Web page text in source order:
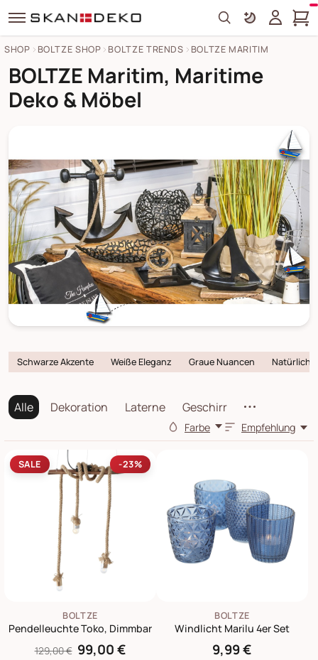
Search
SHOP BOLTZE SHOP BOLTZE TRENDS BOLTZE MARITIM
BOLTZE Maritim, Maritime
Deko & Möbel
Schwarze Akzente Weiße Eleganz Graue Nuancen
Alle Dekoration Laterne Geschirr
Farbe Empfehlung
SALE -23%
BOLTZE
Pendelleuchte Toko, Dimmbar
129,00 € 99,00 €
BOLTZE
Windlicht Marilu 4er Set
9,99 €